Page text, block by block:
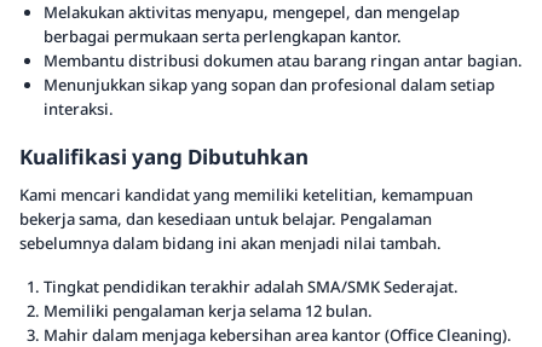
Melakukan aktivitas menyapu, mengepel, dan mengelap
berbagai permukaan serta perlengkapan kantor.
Membantu distribusi dokumen atau barang ringan antar bagian.
Menunjukkan sikap yang sopan dan profesional dalam setiap
interaksi.
Kualifikasi yang Dibutuhkan
Kami mencari kandidat yang memiliki ketelitian, kemampuan
bekerja sama, dan kesediaan untuk belajar. Pengalaman
sebelumnya dalam bidang ini akan menjadi nilai tambah.
Tingkat pendidikan terakhir adalah SMA/SMK Sederajat.
Memiliki pengalaman kerja selama 12 bulan.
Mahir dalam menjaga kebersihan area kantor (Office Cleaning).